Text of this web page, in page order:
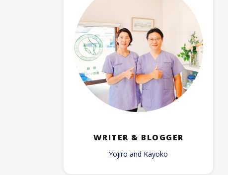
WRITER & BLOGGER
Yojiro and Kayoko